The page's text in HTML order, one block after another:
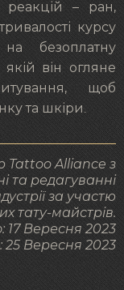
– ран,
курсу
безоплатну
якій він огляне
щоб
та шкіри.
Tattoo Alliance з
та редагуванні
за участю
тату-майстрів.
17 Вересня 2023
25 Вересня 2023